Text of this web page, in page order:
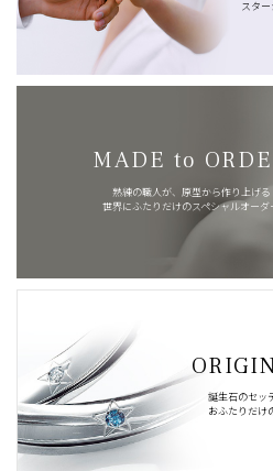
スター
MADE to
熟練の職人が、原型から作り上げる
世界にふたりだけのスペシャルオーダ
誕生石のセッ
おふたりだけ